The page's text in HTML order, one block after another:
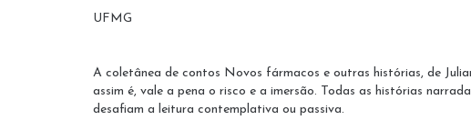
UFMG
A coletânea de contos Novos fármacos e outras histórias, de
assim é, vale a pena o risco e a imersão. Todas as histórias
desafiam a leitura contemplativa ou passiva.